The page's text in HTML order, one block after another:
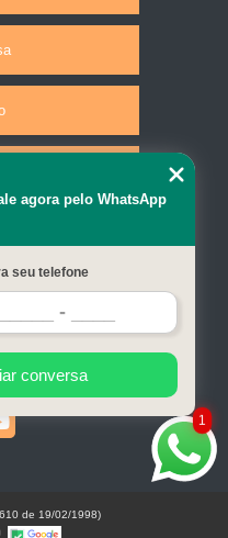
1
agora pelo WhatsApp
seu telefone
conversa
de 19/02/1998)